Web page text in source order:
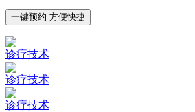
一键预约 方便快捷
诊疗技术
诊疗技术
诊疗技术